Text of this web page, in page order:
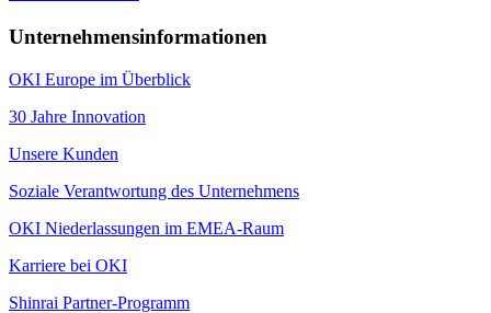
Unternehmensinformationen
OKI Europe im Überblick
30 Jahre Innovation
Unsere Kunden
Soziale Verantwortung des Unternehmens
OKI Niederlassungen im EMEA-Raum
Karriere bei OKI
Shinrai Partner-Programm